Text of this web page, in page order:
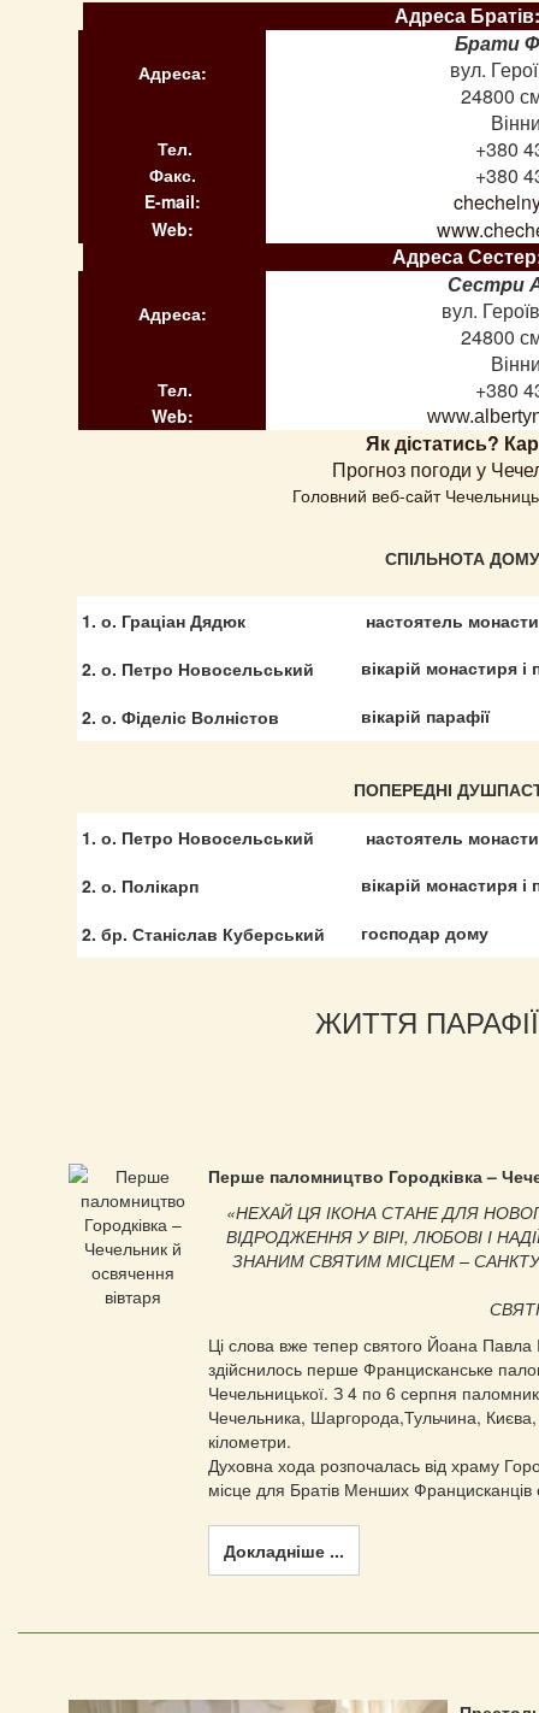
Адреса Братів:
Адреса:
Брати
вул.
24800
Тел. +380
Факс. +380
E-mail:
Web:
Адреса
Адреса:
Сестpи
вул.
24800
Тел. +380
Web:
Як дістатись?
Прогноз погоди у
Головний веб-сайт
СПІЛЬНОТА ДОМУ
1. о. Граціан Дядюк
настоятель
2. о. Петро Новосельський
вікарій монастиря і
2. о. Фіделіс Волністов вікарій парафії
ПОПЕРЕДНІ
1. о. Петро Новосельський
настоятель
2. о. Полікарп
вікарій монастиря і
2. бр. Станіслав Куберський господар дому
ЖИТТЯ
Перше паломництво Городківка –
«НЕХАЙ ЦЯ ІКОНА СТАНЕ ДЛЯ
ВІДРОДЖЕННЯ У ВІРІ, ЛЮБОВІ І
ЗНАНИМ СВЯТИМ МІСЦЕМ –
Ці слова вже тепер святого Йоана
здійснилось перше Францисканське
Чечельницької. З 4 по 6 серпня
Чечельника, Шаргорода,Тульчина,
кілометри.
Духовна хода розпочалась від храму
місце для Братів Менших
Докладніше ...